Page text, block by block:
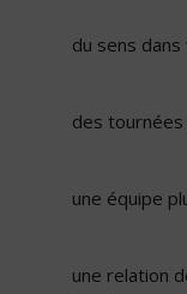
du sens
des
une équipe
une relation